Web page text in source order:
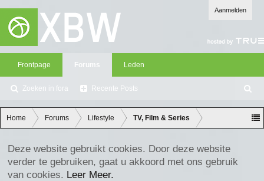
Aanmelden
Frontpage Forums
Zoeken in fora Recente Posts
Leden
oe
ke
n
Home Forums Lifestyle TV, Film & Series
Deze website gebruikt cookies. Door deze website
verder te gebruiken, gaat u akkoord met ons gebruik
van cookies. Leer Meer.